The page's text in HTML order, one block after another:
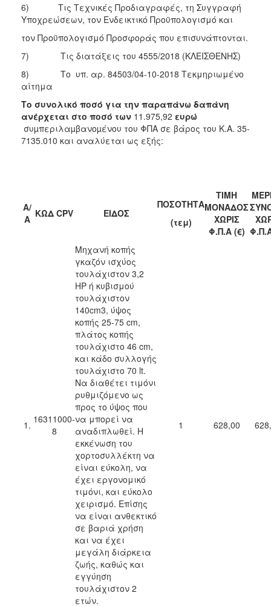
6) Τις Τεχνικές Προδιαγραφές, τη Συγγραφή
Υποχρεώσεων, τον Ενδεικτικό Προϋπολογισμό και
τον Προϋπολογισμό Προσφοράς που επισυνάπτονται.
7) Τις διατάξεις του 4555/2018 (ΚΛΕΙΣΘΕΝΗΣ)
8) Το υπ. αρ. 84503/04-10-2018 Τεκμηριωμένο
αίτημα
Το συνολικό ποσό για την παραπάνω δαπάνη
ανέρχεται στο ποσό των 11.975,92 ευρώ
συµπεριλαµβανοµένου του ΦΠΑ σε βάρος του Κ.Α. 35-
7135.010 και αναλύεται ως εξής:
Α/
Α ΚΩΔ CPV ΕΙΔΟΣ
ΠΟΣΟΤΗΤΑ
(τεμ)
ΤΙΜΗ
ΜΟΝΑΔΟΣ
ΧΩΡΙΣ
Φ.Π.Α (€)
1. 16311000-
8
Μηχανή κοπής
γκαζόν ισχύος
τουλάχιστον 3,2
HP ή κυβισμού
τουλάχιστον
140cm3, ύψος
κοπής 25-75 cm,
πλάτος κοπής
τουλάχιστο 46 cm,
και κάδο συλλογής
τουλάχιστο 70 lt.
Να διαθέτει τιμόνι
ρυθμιζόμενο ως
προς το ύψος που
να μπορεί να
αναδιπλωθεί. Η
εκκένωση του
χορτοσυλλέκτη να
είναι εύκολη, να
έχει εργονομικό
τιμόνι, και εύκολο
χειρισμό. Επίσης
να είναι ανθεκτικό
σε βαριά χρήση
και να έχει
μεγάλη διάρκεια
ζωής, καθώς και
εγγύηση
τουλάχιστον 2
ετών.
1 628,00